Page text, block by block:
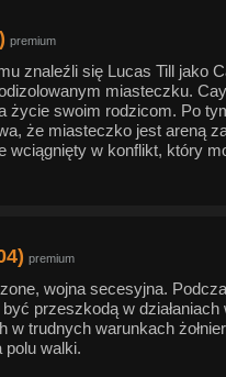
premium
znaleźli się Lucas Till jako
miasteczku.
życie swoim rodzicom. Po
że miasteczko jest areną
wciągnięty w konflikt, który
premium
wojna secesyjna.
przeszkodą w
w trudnych warunkach
polu walki.